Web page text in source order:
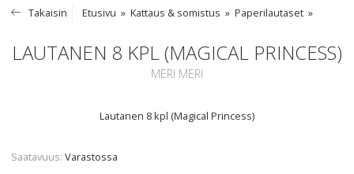
Takaisin Etusivu Kattaus & somistus Paperilautaset
LAUTANEN 8 KPL (MAGICAL PRINCESS)
MERI MERI
Lautanen 8 kpl (Magical Princess)
Saatavuus Varastossa